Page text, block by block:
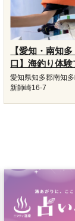
【愛知・南知
口】海釣り体験
愛知県知多郡南知
新師崎16-7